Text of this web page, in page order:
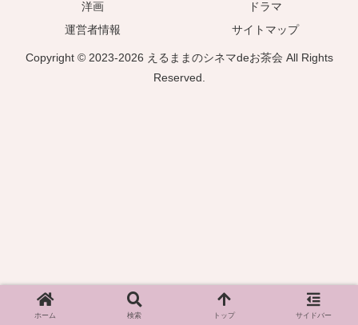
洋画
ドラマ
運営者情報
サイトマップ
Copyright © 2023-2026 えるままのシネマdeお茶会 All Rights
Reserved.
ホーム 検索 トップ サイドバー